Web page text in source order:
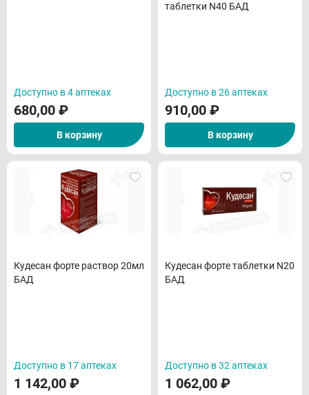
Доступно в 4 аптеках
680,00 ₽
В корзину
таблетки N40 БАД
Доступно в 26 аптеках
910,00 ₽
В корзину
Кудесан форте раствор 20мл
БАД
Доступно в 17 аптеках
1 142,00 ₽
Кудесан форте таблетки N20
БАД
Доступно в 32 аптеках
1 062,00 ₽